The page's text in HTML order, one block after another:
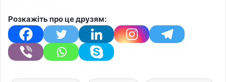
Розкажіть про це друзям: